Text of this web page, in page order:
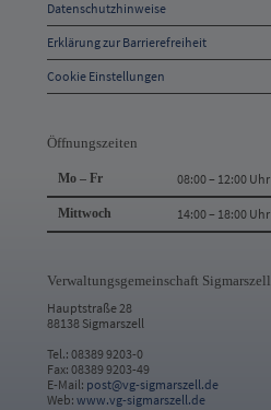
Datenschutzhinweise
Erklärung zur Barrierefreiheit
Cookie Einstellungen
Öffnungszeiten
Mo – Fr 08:00 – 12:00 Uhr
Mittwoch 14:00 – 18:00 Uhr
Verwaltungsgemeinschaft Sigmarszell
Hauptstraße 28
88138 Sigmarszell
Tel.: 08389 9203-0
Fax: 08389 9203-49
E-Mail: post@vg-sigmarszell.de
Web:www.vg-sigmarszell.de